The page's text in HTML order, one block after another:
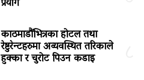
काठमाडौंभित्रका होटल तथा
रेष्टुरेन्टहरुमा अव्यवस्थित तरिकाले
हुक्का र चुरोट पिउन कडाइ